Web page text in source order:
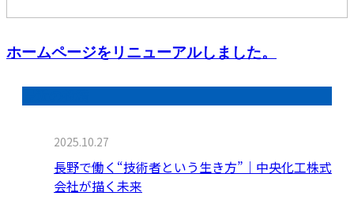
ホームページをリニューアルしました。
2025.10.27
長野で働く“技術者という生き方”｜中央化工株式
会社が描く未来